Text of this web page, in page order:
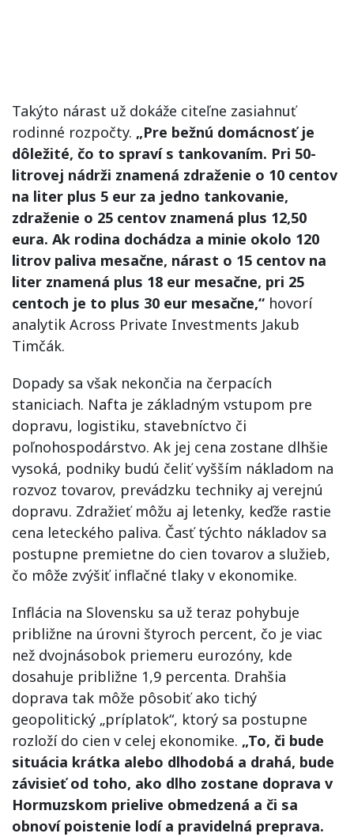
Takýto nárast už dokáže citeľne zasiahnuť
rodinné rozpočty. „Pre bežnú domácnosť je
dôležité, čo to spraví s tankovaním. Pri 50-
litrovej nádrži znamená zdraženie o 10 centov
na liter plus 5 eur za jedno tankovanie,
zdraženie o 25 centov znamená plus 12,50
eura. Ak rodina dochádza a minie okolo 120
litrov paliva mesačne, nárast o 15 centov na
liter znamená plus 18 eur mesačne, pri 25
centoch je to plus 30 eur mesačne,“ hovorí
analytik Across Private Investments Jakub
Timčák.
Dopady sa však nekončia na čerpacích
staniciach. Nafta je základným vstupom pre
dopravu, logistiku, stavebníctvo či
poľnohospodárstvo. Ak jej cena zostane dlhšie
vysoká, podniky budú čeliť vyšším nákladom na
rozvoz tovarov, prevádzku techniky aj verejnú
dopravu. Zdražieť môžu aj letenky, keďže rastie
cena leteckého paliva. Časť týchto nákladov sa
postupne premietne do cien tovarov a služieb,
čo môže zvýšiť inflačné tlaky v ekonomike.
Inflácia na Slovensku sa už teraz pohybuje
približne na úrovni štyroch percent, čo je viac
než dvojnásobok priemeru eurozóny, kde
dosahuje približne 1,9 percenta. Drahšia
doprava tak môže pôsobiť ako tichý
geopolitický „príplatok“, ktorý sa postupne
rozloží do cien v celej ekonomike. „To, či bude
situácia krátka alebo dlhodobá a drahá, bude
závisieť od toho, ako dlho zostane doprava v
Hormuzskom prielive obmedzená a či sa
obnoví poistenie lodí a pravidelná preprava.